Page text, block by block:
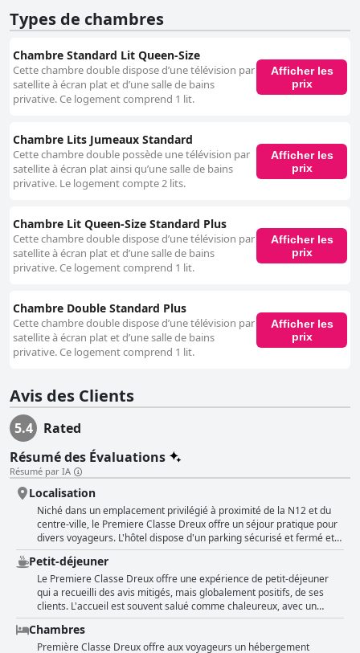
à la recherche d'un hébergement simple et confortable.
Types de chambres
Chambre Standard Lit Queen-Size
Cette chambre double dispose d’une télévision par
satellite à écran plat et d’une salle de bains
privative. Ce logement comprend 1 lit.
Afficher les
prix
Chambre Lits Jumeaux Standard
Cette chambre double possède une télévision par
satellite à écran plat ainsi qu’une salle de bains
privative. Le logement compte 2 lits.
Afficher les
prix
Chambre Lit Queen-Size Standard Plus
Cette chambre double dispose d’une télévision par
satellite à écran plat et d’une salle de bains
privative. Ce logement comprend 1 lit.
Afficher les
prix
Chambre Double Standard Plus
Cette chambre double dispose d’une télévision par
satellite à écran plat et d’une salle de bains
privative. Ce logement comprend 1 lit.
Afficher les
prix
Avis des Clients
5.4
Rated
Résumé des Évaluations
Résumé par IA
Localisation
Niché dans un emplacement privilégié à proximité de la N12 et du
centre-ville, le Premiere Classe Dreux offre un séjour pratique pour
divers voyageurs. L'hôtel dispose d'un parking sécurisé et fermé et
de nombreux emplacements de stationnement, assurant la
tranquillité d'esprit aux visiteurs venant en voiture. Ses installations
propres et bien entretenues, combinées à des commodités
essentielles comme le Wi-Fi, la télévision, la douche et les toilettes
dans la chambre, en font une excellente option en termes de rapport
qualité-prix. La position stratégique de l'hôtel le rend idéal pour ceux
qui visitent les boutiques, restaurants et supermarchés à proximité,
avec de grands magasins, une boulangerie et une pizzeria juste à la
Petit-déjeuner
Le Premiere Classe Dreux offre une expérience de petit-déjeuner
qui a recueilli des avis mitigés, mais globalement positifs, de ses
clients. L'accueil est souvent salué comme chaleureux, avec un
personnel amical qui contribue à l'atmosphère agréable générale.
Le petit-déjeuner lui-même est fréquemment décrit comme simple
mais bon, avec du pain frais qui est un élément remarquable. Les
Chambres
Première Classe Dreux offre aux voyageurs un hébergement